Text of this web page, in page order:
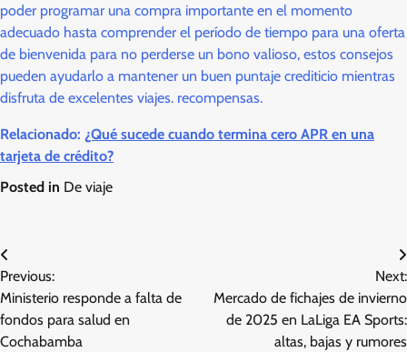
poder programar una compra importante en el momento
adecuado hasta comprender el período de tiempo para una oferta
de bienvenida para no perderse un bono valioso, estos consejos
pueden ayudarlo a mantener un buen puntaje crediticio mientras
disfruta de excelentes viajes. recompensas.
Relacionado: ¿Qué sucede cuando termina cero APR en una
tarjeta de crédito?
Posted in De viaje
Post
navigation
Previous:
Ministerio responde a falta de
fondos para salud en
Cochabamba
Next:
Mercado de fichajes de invierno
de 2025 en LaLiga EA Sports:
altas, bajas y rumores